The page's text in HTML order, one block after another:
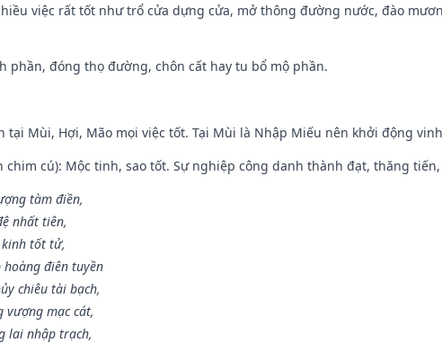
việc rất tốt như trổ cửa dựng cửa, mở thông đường nước, đào
phần, đóng thọ đường, chôn cất hay tu bổ mộ phần.
tại Mùi, Hợi, Mão mọi việc tốt. Tại Mùi là Nhập Miếu nên khởi động
chim cú): Mộc tinh, sao tốt. Sự nghiệp công danh thành đạt, thăng
tàm điền,
nhất tiên,
tốt tử,
điên tuyền
chiêu tài bạch,
mạc cát,
lai nhập trạch,